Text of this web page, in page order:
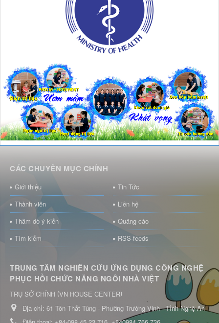
CÁC CHUYÊN MỤC CHÍNH
Giới thiệu
Tin Tức
Thành viên
Liên hệ
Thăm dò ý kiến
Quảng cáo
Tìm kiếm
RSS-feeds
TRUNG TÂM NGHIÊN CỨU ỨNG DỤNG CÔNG NGHỆ
PHỤC HỒI CHỨC NĂNG NGÔI NHÀ VIỆT
TRỤ SỞ CHÍNH (VN HOUSE CENTER)
Địa chỉ: 61 Tôn Thất Tùng - Phường Trường Vinh - Tỉnh Nghệ An